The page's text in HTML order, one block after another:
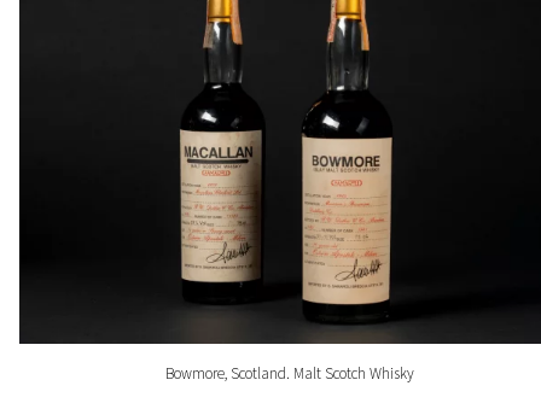
Bowmore, Scotland. Malt Scotch Whisky